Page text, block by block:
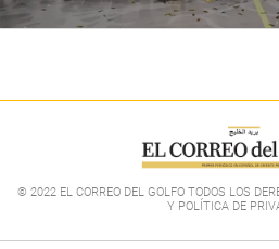
© 2022 EL CORREO DEL GOLFO TODOS LOS
Y POLÍTICA DE